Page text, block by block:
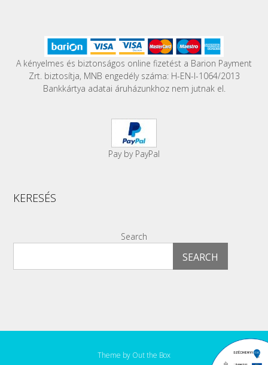
A kényelmes és biztonságos online fizetést a Barion Payment
Zrt. biztosítja, MNB engedély száma: H-EN-I-1064/2013
Bankkártya adatai áruházunkhoz nem jutnak el.
Pay by PayPal
KERESÉS
Search
SEARCH
Theme by Out the Box